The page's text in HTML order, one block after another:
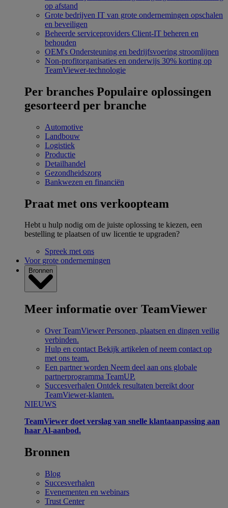
op afstand
Grote bedrijven IT van grote ondernemingen opschalen
en beveiligen
Beheerde serviceproviders Client-IT beheren en
behouden
OEM's Ondersteuning en bedrijfsvoering stroomlijnen
Non-profitorganisaties en onderwijs 30% korting op
TeamViewer-technologie
Per branches Populaire oplossingen
gesorteerd per branche
Automotive
Landbouw
Logistiek
Productie
Detailhandel
Gezondheidszorg
Bankwezen en financiën
Praat met ons verkoopteam
Hebt u hulp nodig om de juiste oplossing te kiezen, een
bestelling te plaatsen of uw licentie te upgraden?
Spreek met ons
Voor grote ondernemingen
Bronnen
Meer informatie over TeamViewer
Over TeamViewer Personen, plaatsen en dingen veilig
verbinden.
Hulp en contact Bekijk artikelen of neem contact op
met ons team.
Een partner worden Neem deel aan ons globale
partnerprogramma TeamUP.
Succesverhalen Ontdek resultaten bereikt door
TeamViewer-klanten.
NIEUWS
TeamViewer doet verslag van snelle klantaanpassing aan
haar Al-aanbod.
Bronnen
Blog
Succesverhalen
Evenementen en webinars
Trust Center